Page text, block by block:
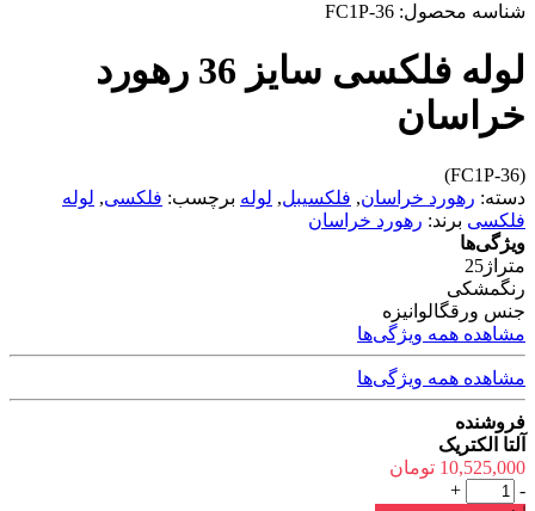
شناسه محصول: FC1P-36
لوله فلکسی سایز 36 رهورد
خراسان
(FC1P-36)
دسته: رهورد خراسان, فلکسیبل, لوله برچسب: فلکسی, لوله
فلکسی برند: رهورد خراسان
ویژگی‌ها
متراژ25
رنگمشکی
جنس ورقگالوانیزه
مشاهده همه ویژگی‌ها
مشاهده همه ویژگی‌ها
فروشنده
آلتا الکتریک
10,525,000 تومان
لوله
-
+